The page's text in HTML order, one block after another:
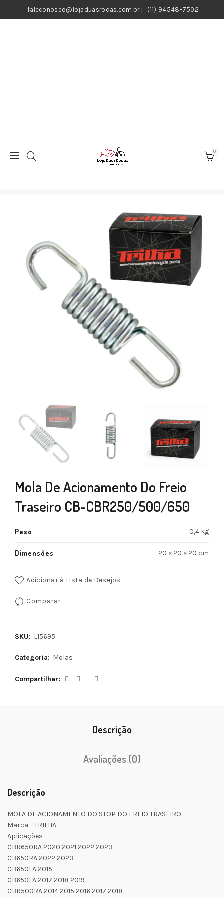
faleconosco@lojaduasrodas.com.br| (11) 94548-7502
0
Mola De Acionamento Do Freio
Traseiro CB-CBR250/500/650
Peso 0,4 kg
Dimensões 20 × 20 × 20 cm
Adicionar à Lista de Desejos
Comparar
SKU: L15695
Categoria: Molas
Compartilhar
Descrição
Avaliações (0)
Descrição
MOLA DE ACIONAMENTO DO STOP DO FREIO TRASEIRO
Marca TRILHA
Aplicações
CBR650RA 2020 2021 2022 2023
CB650RA 2022 2023
CB650FA 2015
CB650FA 2017 2018 2019
CBR500RA 2014 2015 2016 2017 2018